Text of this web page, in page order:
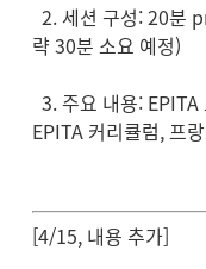
2. 세션 구성: 20분
략 30분 소요 예정)
3. 주요 내용:
EPITA 커리큘럼, 프
[4/15, 내용 추가]